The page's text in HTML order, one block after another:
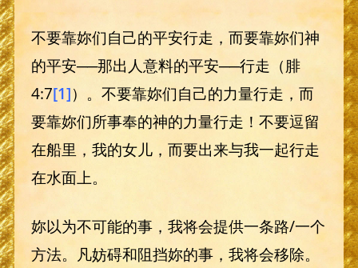
不要靠妳们自己的平安行走，而要靠妳们神
的平安──那出人意料的平安──行走（腓
4:7[1]）。不要靠妳们自己的力量行走，而
要靠妳们所事奉的神的力量行走！不要逗留
在船里，我的女儿，而要出来与我一起行走
在水面上。
妳以为不可能的事，我将会提供一条路/一个
方法。凡妨碍和阻挡妳的事，我将会移除。